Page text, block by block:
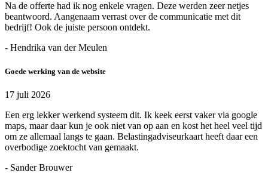
Na de offerte had ik nog enkele vragen. Deze werden zeer netjes
beantwoord. Aangenaam verrast over de communicatie met dit
bedrijf! Ook de juiste persoon ontdekt.
- Hendrika van der Meulen
Goede werking van de website
17 juli 2026
Een erg lekker werkend systeem dit. Ik keek eerst vaker via google
maps, maar daar kun je ook niet van op aan en kost het heel veel tijd
om ze allemaal langs te gaan. Belastingadviseurkaart heeft daar een
overbodige zoektocht van gemaakt.
- Sander Brouwer